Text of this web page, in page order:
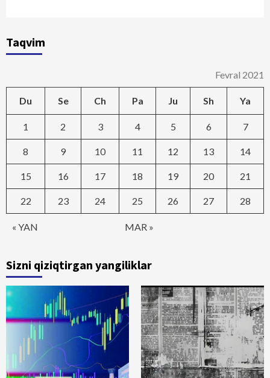
Taqvim
Fevral 2021
Du Se Ch Pa Ju Sh Ya
« YAN MAR »
1 2 3 4 5 6 7
8 9 10 11 12 13 14
15 16 17 18 19 20 21
22 23 24 25 26 27 28
Sizni qiziqtirgan yangiliklar